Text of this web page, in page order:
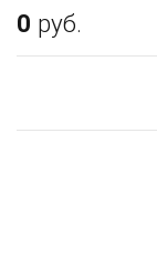
0 руб.